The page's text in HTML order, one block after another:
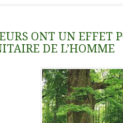
ONT UN EFFET
DE L’HOMME